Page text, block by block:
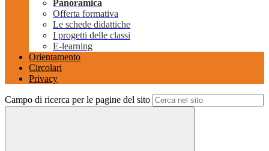
Panoramica
Offerta formativa
Le schede didattiche
I progetti delle classi
E-learning
Orientamento
Circolari
Privacy
Campo di ricerca per le pagine del sito